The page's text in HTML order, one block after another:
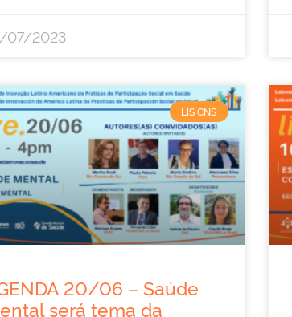
07/2023
LIS CNS
20/06 – Saúde
será tema da